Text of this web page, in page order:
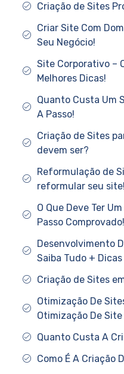
Criação de Sites
Criar Site Com
Seu Negócio!
Site Corporativo –
Melhores Dicas!
Quanto Custa Um
A Passo!
Criação de Sites
devem ser?
Reformulação de
reformular seu site!
O Que Deve Ter
Passo Comprovado!
Desenvolvimento
Saiba Tudo + Dicas
Criação de Sites
Otimização De
Otimização De Site
Quanto Custa A
Como É A Criação